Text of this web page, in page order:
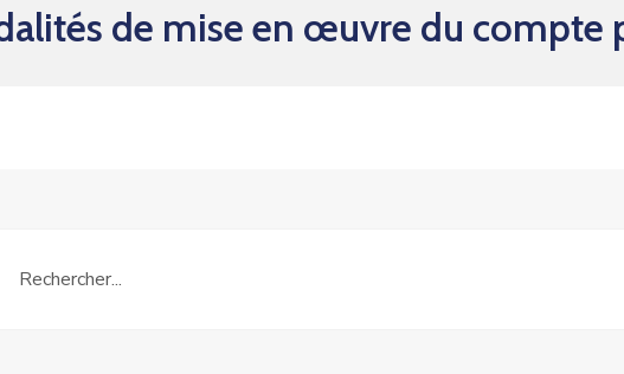
de mise en œuvre du compte